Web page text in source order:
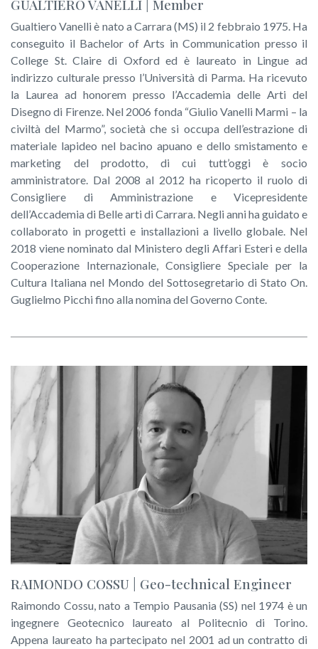
GUALTIERO VANELLI | Member
Gualtiero Vanelli è nato a Carrara (MS) il 2 febbraio 1975. Ha
conseguito il Bachelor of Arts in Communication presso il
College St. Claire di Oxford ed è laureato in Lingue ad
indirizzo culturale presso l’Università di Parma. Ha ricevuto
la Laurea ad honorem presso l’Accademia delle Arti del
Disegno di Firenze. Nel 2006 fonda “Giulio Vanelli Marmi – la
civiltà del Marmo”, società che si occupa dell’estrazione di
materiale lapideo nel bacino apuano e dello smistamento e
marketing del prodotto, di cui tutt’oggi è socio
amministratore. Dal 2008 al 2012 ha ricoperto il ruolo di
Consigliere di Amministrazione e Vicepresidente
dell’Accademia di Belle arti di Carrara. Negli anni ha guidato e
collaborato in progetti e installazioni a livello globale. Nel
2018 viene nominato dal Ministero degli Affari Esteri e della
Cooperazione Internazionale, Consigliere Speciale per la
Cultura Italiana nel Mondo del Sottosegretario di Stato On.
Guglielmo Picchi fino alla nomina del Governo Conte.
RAIMONDO COSSU | Geo-technical Engineer
Raimondo Cossu, nato a Tempio Pausania (SS) nel 1974 è un
ingegnere Geotecnico laureato al Politecnio di Torino.
Appena laureato ha partecipato nel 2001 ad un contratto di